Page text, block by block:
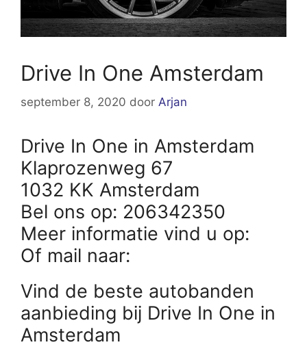
Drive In One Amsterdam
september 8, 2020 door Arjan
Drive In One in Amsterdam
Klaprozenweg 67
1032 KK Amsterdam
Bel ons op: 206342350
Meer informatie vind u op:
Of mail naar:
Vind de beste autobanden
aanbieding bij Drive In One in
Amsterdam